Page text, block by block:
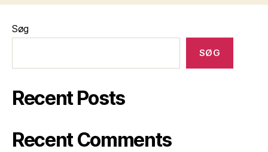
Søg
SØG
Recent Posts
Recent Comments